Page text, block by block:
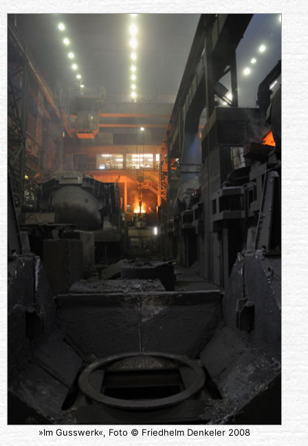
»Im Gusswerk«, Foto © Friedhelm Denkeler 2008